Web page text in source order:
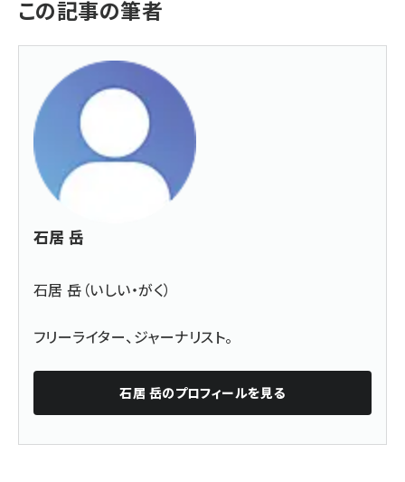
この記事の筆者
石居 岳
石居 岳（いしい・がく）
フリーライター、ジャーナリスト。
石居 岳のプロフィールを見る